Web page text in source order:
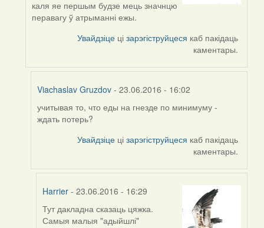
by
Harrier
каля яе першым будзе мець значнцю
перавагу ў атрыманні ежы.
Увайдзіце цізарэгіструйцеся каб пакідаць
каментары.
Viachaslav Gruzdov - 23.06.2016 - 16:02
In
reply
учитывая то, что еды на гнезде по минимуму -
ждать потерь?
Увайдзіце цізарэгіструйцеся каб пакідаць
каментары.
Harrier - 23.06.2016 - 16:29
In
Тут дакладна сказаць цяжка.
Самыя малыя "адыйшлі"